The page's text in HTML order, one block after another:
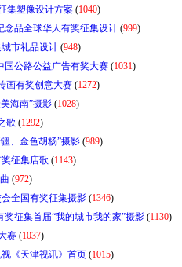
集塑像设计方案 (1040)
念品全球华人有奖征集设计 (999)
市礼品设计 (948)
国公路公益广告有奖大赛 (1031)
画有奖创意大赛 (1272)
海南”摄影 (1028)
歌 (1292)
、金色胡杨”摄影 (989)
征集店歌 (1143)
(972)
全国有奖征集摄影 (1346)
奖征集首届“我的城市我的家”摄影 (1130)
赛 (1037)
《天津视讯》首页 (1015)